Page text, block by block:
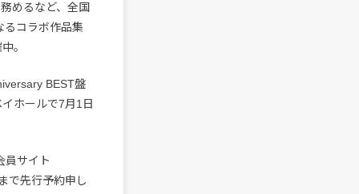
めるなど、全国
るコラボ作品集
。
BEST盤
ホールで7月1日
員サイト
で先行予約申し